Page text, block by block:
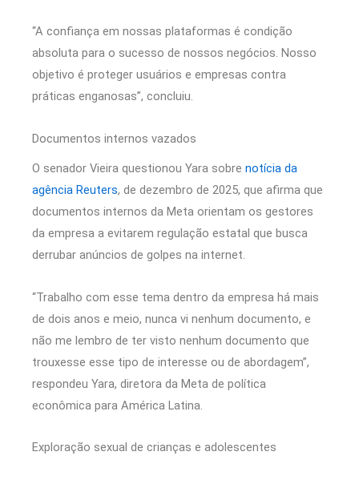
“A confiança em nossas plataformas é condição
absoluta para o sucesso de nossos negócios. Nosso
objetivo é proteger usuários e empresas contra
práticas enganosas”, concluiu.
Documentos internos vazados
O senador Vieira questionou Yara sobre notícia da
agência Reuters, de dezembro de 2025, que afirma que
documentos internos da Meta orientam os gestores
da empresa a evitarem regulação estatal que busca
derrubar anúncios de golpes na internet.
“Trabalho com esse tema dentro da empresa há mais
de dois anos e meio, nunca vi nenhum documento, e
não me lembro de ter visto nenhum documento que
trouxesse esse tipo de interesse ou de abordagem”,
respondeu Yara, diretora da Meta de política
econômica para América Latina.
Exploração sexual de crianças e adolescentes